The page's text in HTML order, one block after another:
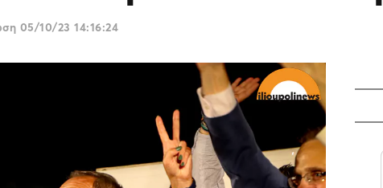
05/10/23 14:16:24